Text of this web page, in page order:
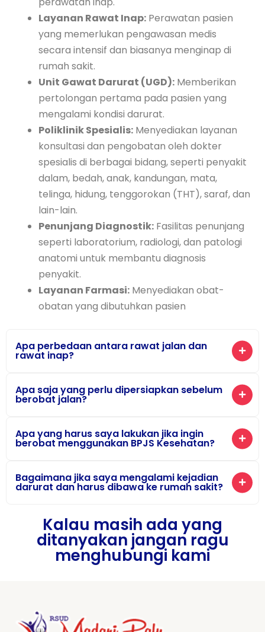
Layanan Rawat Inap: Perawatan pasien
yang memerlukan pengawasan medis
secara intensif dan biasanya menginap di
rumah sakit.
Unit Gawat Darurat (UGD): Memberikan
pertolongan pertama pada pasien yang
mengalami kondisi darurat.
Poliklinik Spesialis: Menyediakan layanan
konsultasi dan pengobatan oleh dokter
spesialis di berbagai bidang, seperti penyakit
dalam, bedah, anak, kandungan, mata,
telinga, hidung, tenggorokan (THT), saraf, dan
lain-lain.
Penunjang Diagnostik: Fasilitas penunjang
seperti laboratorium, radiologi, dan patologi
anatomi untuk membantu diagnosis
penyakit.
Layanan Farmasi: Menyediakan obat-
obatan yang dibutuhkan pasien
Apa perbedaan antara rawat jalan dan
rawat inap?
Apa saja yang perlu dipersiapkan sebelum
berobat jalan?
Apa yang harus saya lakukan jika ingin
berobat menggunakan BPJS Kesehatan?
Bagaimana jika saya mengalami kejadian
darurat dan harus dibawa ke rumah sakit?
Kalau masih ada yang
ditanyakan jangan ragu
menghubungi kami